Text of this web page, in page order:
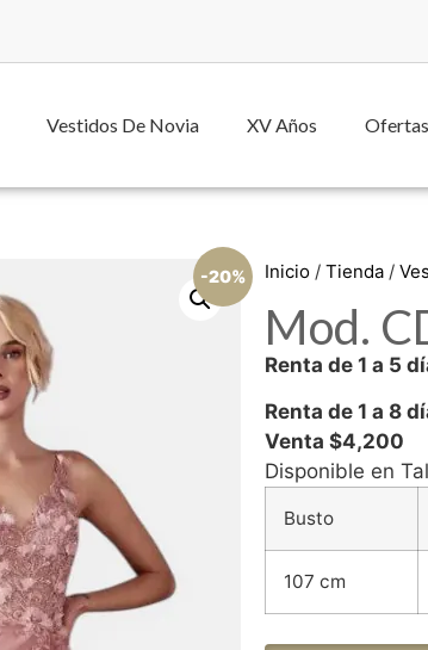
Vestidos De Novia XV Años Ofertas
-20% Inicio / Tienda /
Mod.
Renta de 1 a 5
Renta de 1 a 8
Venta $4,200
Disponible en
Busto
107 cm